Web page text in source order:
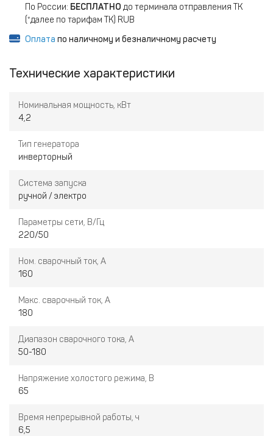
По России: БЕСПЛАТНО до терминала отправления ТК
(*далее по тарифам ТК) RUB
Оплата по наличному и безналичному расчету
Технические характеристики
Номинальная мощность, кВт
4,2
Тип генератора
инверторный
Система запуска
ручной / электро
Параметры сети, В/Гц
220/50
Ном. сварочный ток, А
160
Макс. сварочный ток, А
180
Диапазон сварочного тока, А
50-180
Напряжение холостого режима, В
65
Время непрерывной работы, ч
6,5